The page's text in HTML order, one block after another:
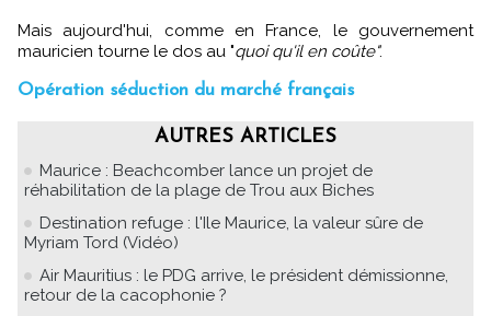
Mais aujourd'hui, comme en France, le gouvernement
mauricien tourne le dos au "quoi qu'il en coûte".
Opération séduction du marché français
AUTRES ARTICLES
Maurice : Beachcomber lance un projet de
réhabilitation de la plage de Trou aux Biches
Destination refuge : l'Ile Maurice, la valeur sûre de
Myriam Tord (Vidéo)
Air Mauritius : le PDG arrive, le président démissionne,
retour de la cacophonie ?